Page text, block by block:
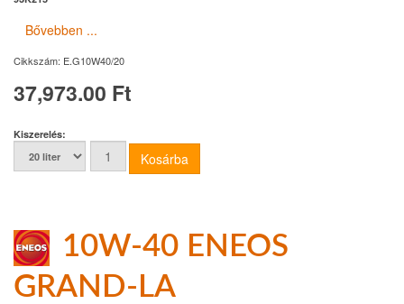
Bővebben ...
Cikkszám: E.G10W40/20
37,973.00 Ft
Kiszerelés:
10W-40 ENEOS
GRAND-LA